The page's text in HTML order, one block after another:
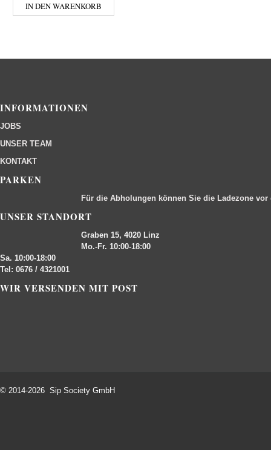
IN DEN WARENKORB
INFORMATIONEN
JOBS
UNSER TEAM
KONTAKT
PARKEN
Für die Abholungen können Sie die Ladezone
UNSER STANDORT
Graben 15, 4020 Linz
Mo.-Fr. 10:00-18:00
Sa. 10:00-18:00
Tel: 0676 / 4321001
WIR VERSENDEN MIT POST
© 2014-2026 Sip Society GmbH